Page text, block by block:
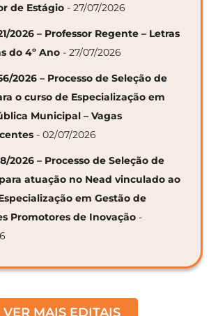
de Estágio - 27/07/2026
2026 – Professor Regente – Letras
do 4º Ano - 27/07/2026
2026 – Processo de Seleção de
o curso de Especialização em
Municipal – Vagas
- 02/07/2026
2026 – Processo de Seleção de
atuação no Nead vinculado ao
em Gestão de
Promotores de Inovação -
VER MAIS EDITAIS